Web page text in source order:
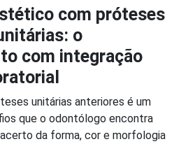
com próteses
o
com integração
unitárias anteriores é um
que o odontólogo encontra
acerto da forma, cor e morfologia